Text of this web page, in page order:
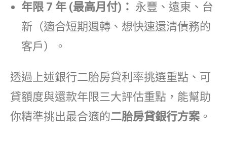
年限 7 年 (最高月付)： 永豐、遠東、台
新（適合短期週轉、想快速還清債務的
客戶）。
透過上述銀行二胎房貸利率挑選重點、可
貸額度與還款年限三大評估重點，能幫助
你精準挑出最合適的二胎房貸銀行方案 。